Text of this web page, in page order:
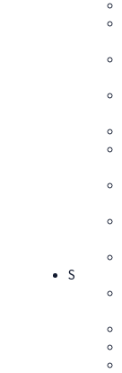
S